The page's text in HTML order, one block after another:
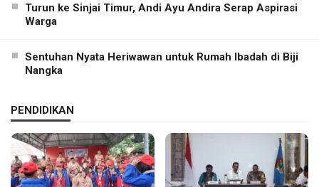
Turun ke Sinjai Timur, Andi Ayu Andira Serap Aspirasi
Warga
Sentuhan Nyata Heriwawan untuk Rumah Ibadah di Biji
Nangka
PENDIDIKAN